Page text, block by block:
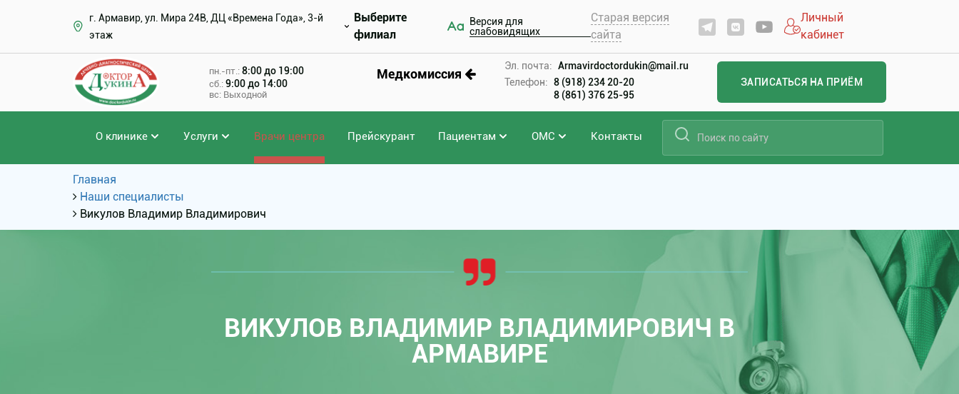
г. Армавир, ул. Мира 24В, ДЦ «Времена Года», 3-й
этаж
Выберите
филиал
Версия для
слабовидящих
Старая версия
сайта
Личный
кабинет
пн.-пт.:8:00 до 19:00
сб.:9:00 до 14:00
вс: Выходной
Медкомиссия
Эл. почта: Armavirdoctordukin@mail.ru
Телефон: 8 (918) 234 20-20
8 (861) 376 25-95
ЗАПИСАТЬСЯ НА ПРИЁМ
О клинике Услуги Врачи центра Прейскурант Пациентам ОМС Контакты
Главная
Наши специалисты
Викулов Владимир Владимирович
ВИКУЛОВ ВЛАДИМИР ВЛАДИМИРОВИЧ В
АРМАВИРЕ